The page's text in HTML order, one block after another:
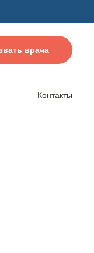
врача
Контакты